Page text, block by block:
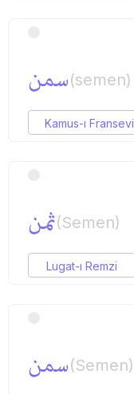
سمن(semen)
Kamus-ı Fransevi
ثمن(Semen)
Lugat-ı Remzi
سمن(Semen)